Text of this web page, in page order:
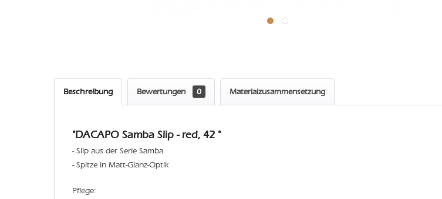
Beschreibung Bewertungen 0 Materialzusammensetzung
"DACAPO Samba Slip - red, 42 "
- Slip aus der Serie Samba
- Spitze in Matt-Glanz-Optik
Pflege: